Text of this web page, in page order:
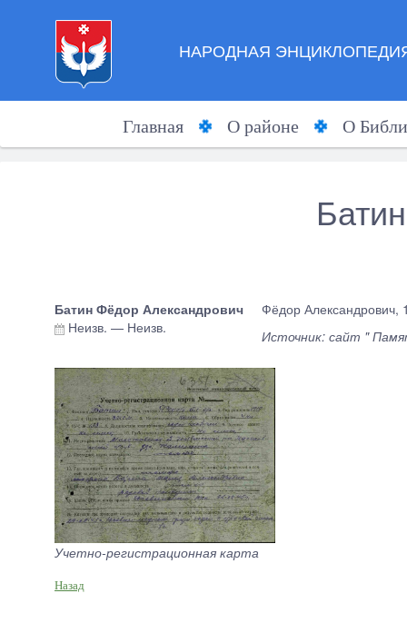
НАРОДНАЯ
Главная О районе О
Батин Фёдор Александрович
Неизв. — Неизв.
Фёдор Александрович,
Источник: сайт "
Учетно-регистрационная карта
Назад